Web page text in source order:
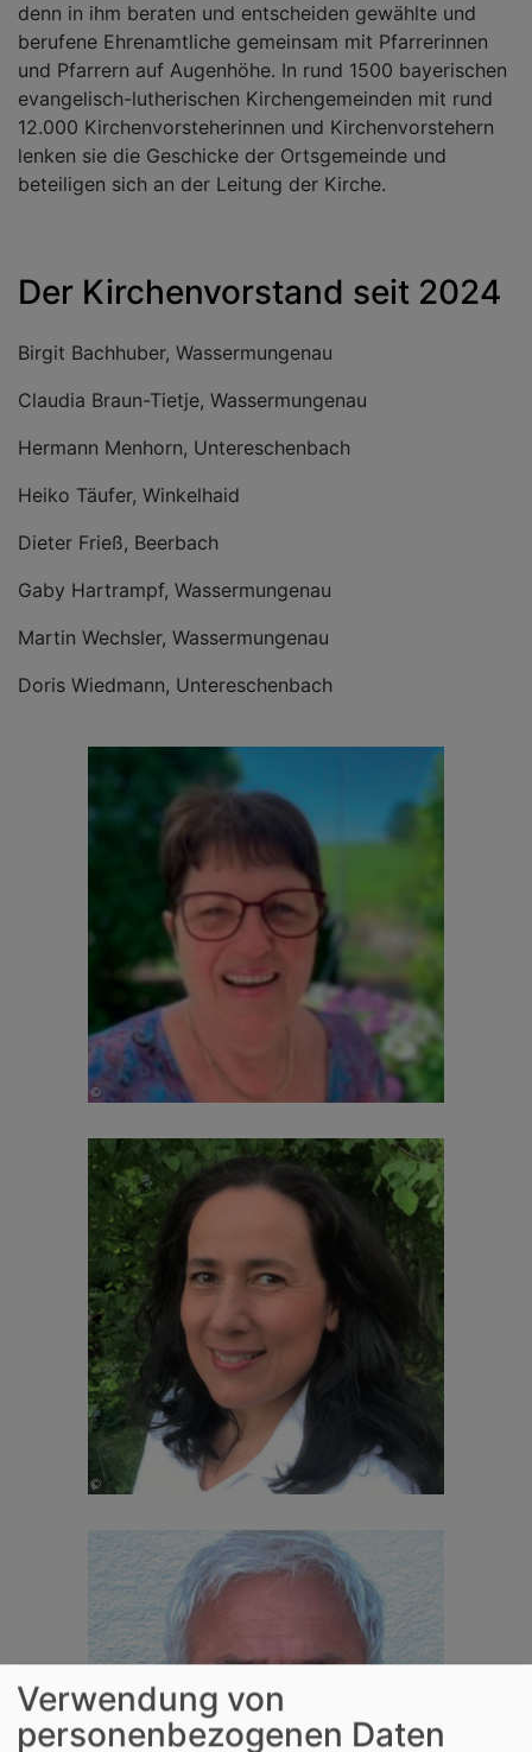
denn in ihm beraten und entscheiden gewählte und
berufene Ehrenamtliche gemeinsam mit Pfarrerinnen
und Pfarrern auf Augenhöhe. In rund 1500 bayerischen
evangelisch-lutherischen Kirchengemeinden mit rund
12.000 Kirchenvorsteherinnen und Kirchenvorstehern
lenken sie die Geschicke der Ortsgemeinde und
beteiligen sich an der Leitung der Kirche.
Der Kirchenvorstand seit 2024
Birgit Bachhuber, Wassermungenau
Claudia Braun-Tietje, Wassermungenau
Hermann Menhorn, Untereschenbach
Heiko Täufer, Winkelhaid
Dieter Frieß, Beerbach
Gaby Hartrampf, Wassermungenau
Martin Wechsler, Wassermungenau
Doris Wiedmann, Untereschenbach
Verwendung von
personenbezogenen Daten